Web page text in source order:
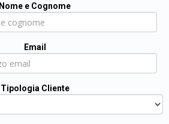
Nome e Cognome
Email
Tipologia Cliente